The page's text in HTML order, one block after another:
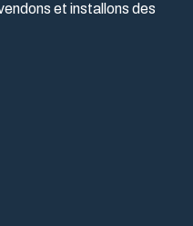
et installons des